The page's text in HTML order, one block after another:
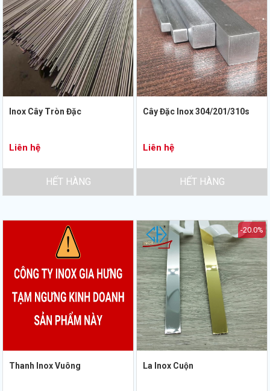
Inox Cây Tròn Đặc
Liên hệ
HẾT HÀNG
Cây Đặc Inox 304/201/310s
Liên hệ
HẾT HÀNG
Thanh Inox Vuông
-20.0%
La Inox Cuộn